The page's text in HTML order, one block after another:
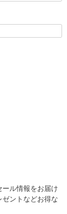
ール情報をお届け
ゼントなどお得な